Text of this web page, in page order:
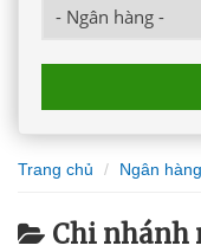
Trang chủ Ngân
Chi nhánh